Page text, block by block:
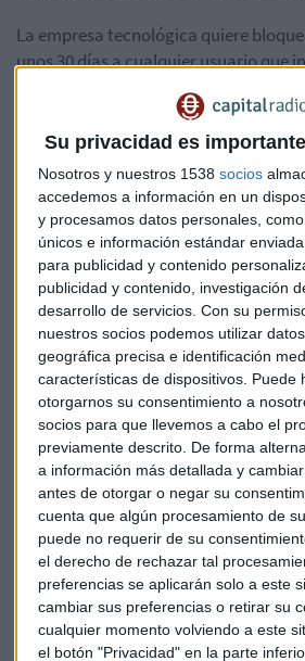
Su privacidad es
Nosotros y nuestros 1538 socios
accedemos a información en un
y procesamos datos personales,
únicos e información estándar
para publicidad y contenido
publicidad y contenido, investigación
desarrollo de servicios. Con su
nuestros socios podemos utilizar
geográfica precisa e identificación
características de dispositivos. Puede
otorgarnos su consentimiento a
socios para que llevemos a cabo el
previamente descrito. De forma
a información más detallada y
antes de otorgar o negar su
cuenta que algún procesamiento de
puede no requerir de su
el derecho de rechazar tal
preferencias se aplicarán solo a este
cambiar sus preferencias o retirar su
cualquier momento volviendo a este
el botón "Privacidad" en la parte
La empresa tecnológica quiere
unos 30 días a cualquier usuario que
y trabajará para extender el bloqueo
Para ello, Facebook ha anunciado que
millones de dólares en
imagen y sonido.
Justifica esta inversión con la
manera más profunda" imágenes y
manipulados que puedan ser
formatos y por varias cuentas
de Christchurch. Además, la empresa
de más de 30.000 personas, en varios
que estudia diferentes publicaciones
la normativa de la red social.
"Entendemos la tensión generada
restricciones a nuestros servicios que
personas y la necesidad de
mantener a los usuarios seguros",
La empresa ha establecido un
universidades estadounidenses
California- para que elaboren nuevas
de manipulación" de material